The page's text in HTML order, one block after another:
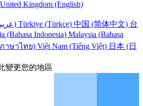
United Kingdom (English)
UAE (عربي) Türkiye (Türkçe) 中国 (简体中文) 台
(Bahasa Indonesia) Malaysia (Bahasa
าษาไทย) Việt Nam (Tiếng Việt) 日本 (日
變更您的地區